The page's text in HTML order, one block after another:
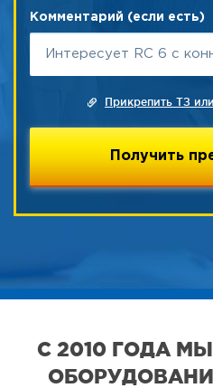
Комментарий (если есть)
Прикрепить ТЗ
С 2010 ГОДА